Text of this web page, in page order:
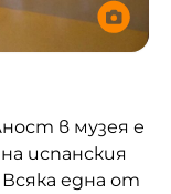
в музея е
испанския
една от